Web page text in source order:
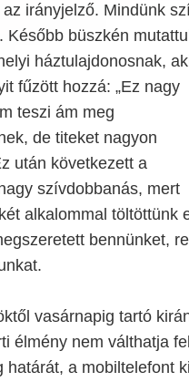
irányjelző. Mindünk
Később büszkén
háztulajdonosnak,
fűzött hozzá: „Ez nagy
teszi ám meg
de titeket nagyon
után következett a
szívdobbanás, mert
alkalommal töltöttünk
bennünket,
vasárnapig tartó
élmény nem válthatja
határát, a mobiltelefont